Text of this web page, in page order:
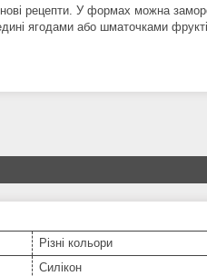
рецепти. У формах можна
ягодами або шматочками
Різні кольори
Силікон